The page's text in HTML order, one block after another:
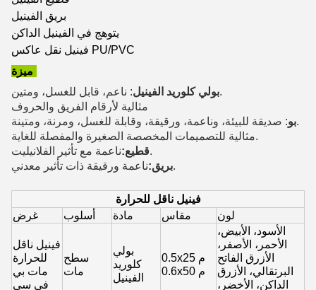
بريق الفينيل
يتوهج في الفينيل الداكن
فينيل نقل عاكس PU/PVC
بولي كلوريد الفينيل: ناعم، قابل للغسل، ومتين.
مثالية لأرقام الفريق والحروف
بو: صديقة للبيئة، وناعمة، ورقيقة، وقابلة للغسل، ومرنة، ومتينة.
مثالية للتصميمات المخصصة الصغيرة والمفصلة للغاية.
قطيع:ناعمة مع تأثير الفلانيليت.
بريق:ناعمة ورقيقة ذات تأثير معدني.
فينيل ناقل للحرارة
غرض
أسلوب مادة مقاس لون
فينيل ناقل
للحرارة
مات بي
في سي
سطح
مات
بولي
كلوريد
الفينيل
0.5x25 م
0.6x50 م
الأسود، الأبيض،
الأحمر، الأصفر،
الأزرق الفاتح
البرتقالي، الأزرق
الداكن، الأخضر،